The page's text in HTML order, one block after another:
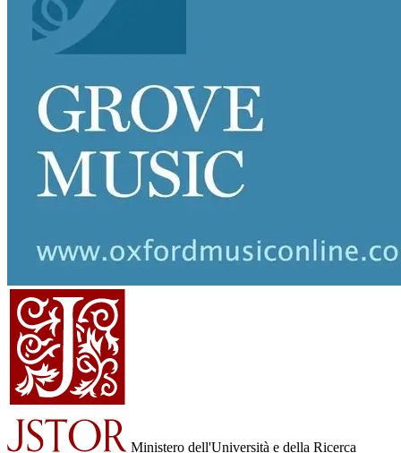
Ministero dell'Università e della Ricerca